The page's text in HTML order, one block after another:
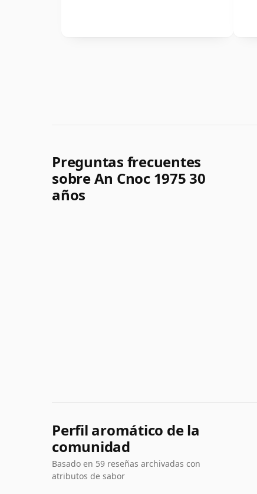
Preguntas frecuentes
sobre An Cnoc 1975 30
años
Perfil aromático de la
comunidad
Basado en 59 reseñas archivadas con
atributos de sabor